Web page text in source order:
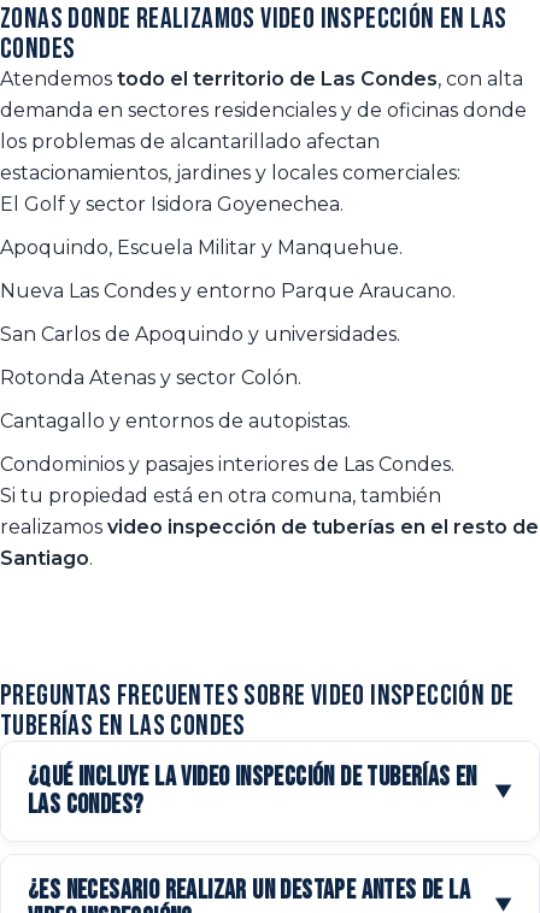
Zonas donde realizamos video inspección en Las
Condes
Atendemos todo el territorio de Las Condes, con alta
demanda en sectores residenciales y de oficinas donde
los problemas de alcantarillado afectan
estacionamientos, jardines y locales comerciales:
El Golf y sector Isidora Goyenechea.
Apoquindo, Escuela Militar y Manquehue.
Nueva Las Condes y entorno Parque Araucano.
San Carlos de Apoquindo y universidades.
Rotonda Atenas y sector Colón.
Cantagallo y entornos de autopistas.
Condominios y pasajes interiores de Las Condes.
Si tu propiedad está en otra comuna, también
realizamos video inspección de tuberías en el resto de
Santiago.
Preguntas frecuentes sobre video inspección de
tuberías en Las Condes
¿Qué incluye la video inspección de tuberías en
Las Condes?
▼
Lavideo inspección de tuberías en Las Condes
incluye la visita del técnico, el uso de cámara CCTV
¿Es necesario realizar un destape antes de la
▼